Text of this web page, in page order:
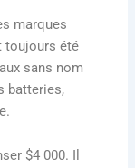
marques
toujours été
sans nom
batteries,
$4 000. Il